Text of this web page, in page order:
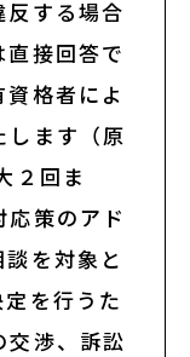
反する場合
接回答で
格者によ
します（原
２回ま
策のアド
を対象と
を行うた
交渉、訴訟